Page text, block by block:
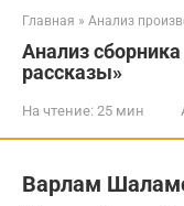
Главная » Анализ
Анализ
рассказы»
На чтение: 25 мин
Варлам